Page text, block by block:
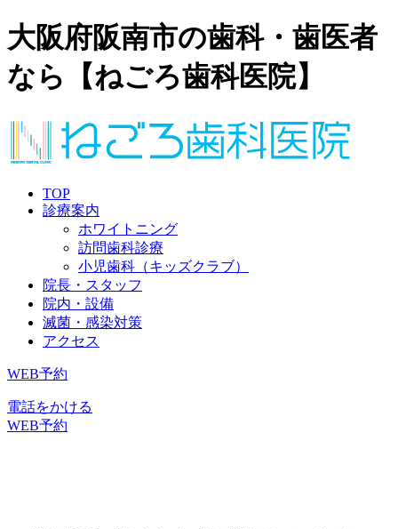
大阪府阪南市の歯科・歯医者
なら【ねごろ歯科医院】
TOP
診療案内
ホワイトニング
訪問歯科診療
小児歯科（キッズクラブ）
院長・スタッフ
院内・設備
滅菌・感染対策
アクセス
WEB予約
電話をかける
WEB予約